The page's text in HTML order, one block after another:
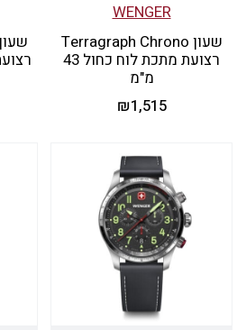
WENGER
שעון Terragraph Chrono
רצועת מתכת לוח כחול 43
מ"מ
₪1,515